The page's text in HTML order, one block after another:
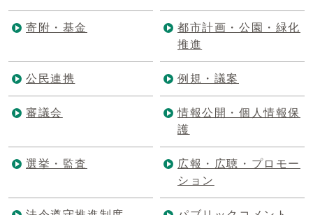
寄附・基金
都市計画・公園・緑化
推進
公民連携 例規・議案
審議会
情報公開・個人情報保
護
選挙・監査
広報・広聴・プロモー
ション